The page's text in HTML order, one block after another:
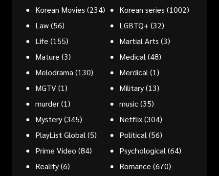
Korean Movies (234) Korean series (1002)
Law(56) LGBTQ+ (32)
Life (155) Martial Arts (3)
Mature (3) Medical(48)
Melodrama(130) Merdical(1)
MGTV(1) Military(13)
murder(1) music(35)
Mystery(345) Netflix(304)
PlayList Global(5) Political(56)
Prime Video (84) Psychological(64)
Reality(6) Romance (670)